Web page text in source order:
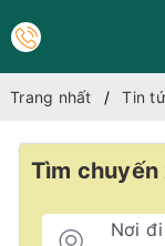
Trang nhất Tin
Tìm chuyến
Nơi đi